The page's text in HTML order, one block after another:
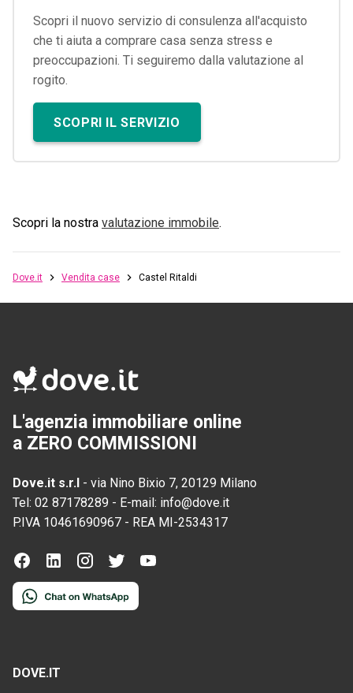
Scopri il nuovo servizio di consulenza all'acquisto
che ti aiuta a comprare casa senza stress e
preoccupazioni. Ti seguiremo dalla valutazione al
rogito.
SCOPRI IL SERVIZIO
Scopri la nostra valutazione immobile.
Dove.it Vendita case Castel Ritaldi
L'agenzia immobiliare online
a ZERO COMMISSIONI
Dove.it s.r.l - via Nino Bixio 7, 20129 Milano
Tel: 02 87178289 - E-mail: info@dove.it
P.IVA 10461690967 - REA MI-2534317
DOVE.IT